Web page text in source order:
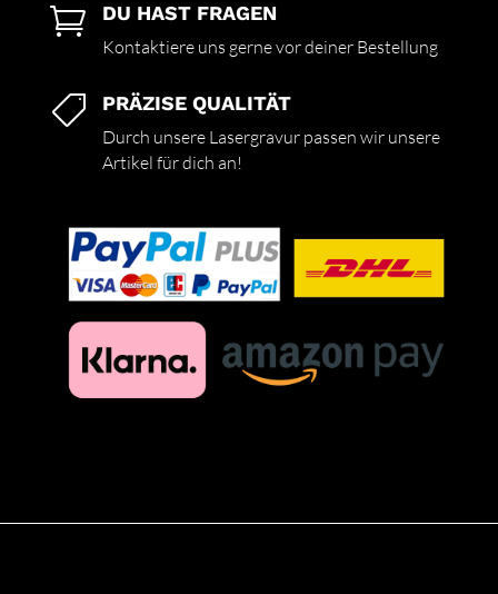
 DU HAST FRAGEN
Kontaktiere uns gerne vor deiner Bestellung
 PRÄZISE QUALITÄT
Durch unsere Lasergravur passen wir unsere
Artikel für dich an!